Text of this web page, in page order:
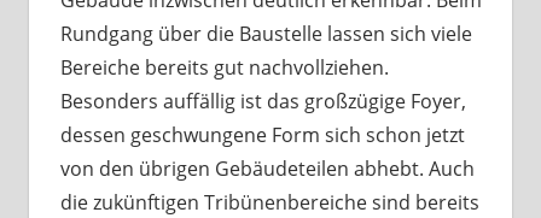
Rundgang über die Baustelle lassen sich viele
Bereiche bereits gut nachvollziehen.
Besonders auffällig ist das großzügige Foyer,
dessen geschwungene Form sich schon jetzt
von den übrigen Gebäudeteilen abhebt. Auch
die zukünftigen Tribünenbereiche sind bereits